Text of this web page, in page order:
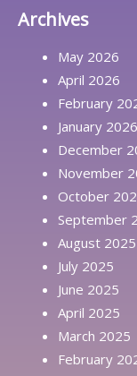
Archives
May 2026
April 2026
February
January 2026
December
November
October
September
August 2025
July 2025
June 2025
April 2025
March 2025
February